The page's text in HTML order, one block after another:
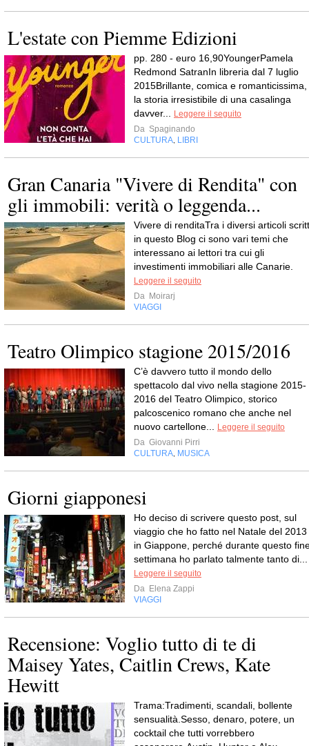
L'estate con Piemme Edizioni
pp. 280 - euro 16,90YoungerPamela
Redmond SatranIn libreria dal 7 luglio
2015Brillante, comica e romanticissima,
la storia irresistibile di una casalinga
davver... Leggere il seguito
Da Spaginando
CULTURA, LIBRI
Gran Canaria "Vivere di Rendita" con
gli immobili: verità o leggenda...
Vivere di renditaTra i diversi articoli
in questo Blog ci sono vari temi che
interessano ai lettori tra cui gli
investimenti immobiliari alle Canarie.
Leggere il seguito
Da Moirarj
VIAGGI
Teatro Olimpico stagione 2015/2016
C’è davvero tutto il mondo dello
spettacolo dal vivo nella stagione 2015-
2016 del Teatro Olimpico, storico
palcoscenico romano che anche nel
nuovo cartellone... Leggere il seguito
Da Giovanni Pirri
CULTURA, MUSICA
Giorni giapponesi
Ho deciso di scrivere questo post, sul
viaggio che ho fatto nel Natale del 2013
in Giappone, perché durante questo
settimana ho parlato talmente tanto di...
Leggere il seguito
Da Elena Zappi
VIAGGI
Recensione: Voglio tutto di te di
Maisey Yates, Caitlin Crews, Kate
Hewitt
Trama:Tradimenti, scandali, bollente
sensualità.Sesso, denaro, potere, un
cocktail che tutti vorrebbero